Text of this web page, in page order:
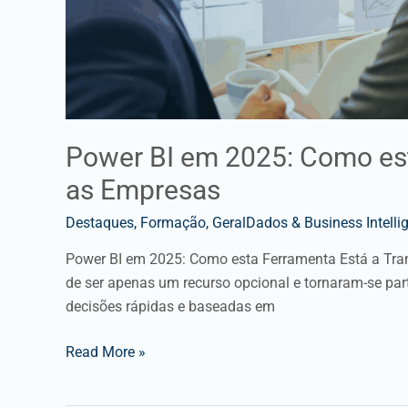
Power BI em 2025: Como
as Empresas
Destaques, Formação, GeralDados & Business
Power BI em 2025: Como esta Ferramenta Está a
de ser apenas um recurso opcional e tornaram-se
decisões rápidas e baseadas em
Read More »